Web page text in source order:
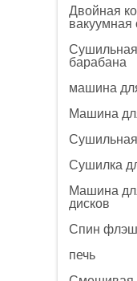
Двойная
вакуумная
барабана
машина
Машина
Сушилка
Машина
дисков
Спин
печь